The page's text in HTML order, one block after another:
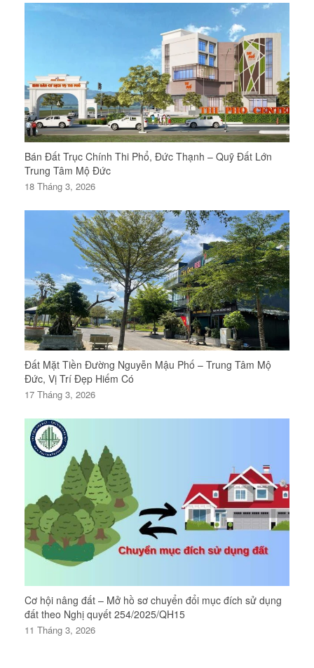
Bán Đất Trục Chính Thi Phổ, Đức Thạnh – Quỹ Đất Lớn
Trung Tâm Mộ Đức
18 Tháng 3, 2026
Đất Mặt Tiền Đường Nguyễn Mậu Phố – Trung Tâm Mộ
Đức, Vị Trí Đẹp Hiếm Có
17 Tháng 3, 2026
Cơ hội nâng đất – Mở hồ sơ chuyển đổi mục đích sử dụng
đất theo Nghị quyết 254/2025/QH15
11 Tháng 3, 2026